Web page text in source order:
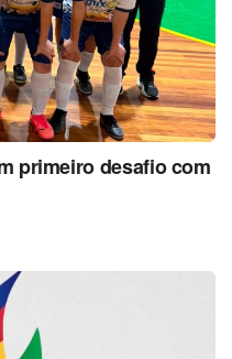
primeiro desafio com